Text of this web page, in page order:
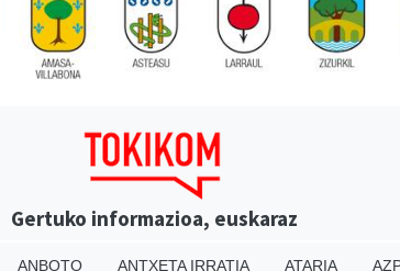
Gertuko informazioa, euskaraz
ANBOTO ANTXETA IRRATIA ATARIA